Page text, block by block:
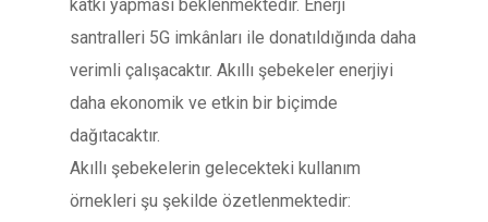
katkı yapması beklenmektedir. Enerji
santralleri 5G imkânları ile donatıldığında daha
verimli çalışacaktır. Akıllı şebekeler enerjiyi
daha ekonomik ve etkin bir biçimde
dağıtacaktır.
Akıllı şebekelerin gelecekteki kullanım
örnekleri şu şekilde özetlenmektedir: